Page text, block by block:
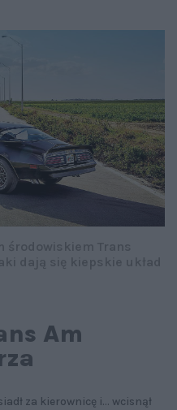
Am
za kierownicę i… wcisnął